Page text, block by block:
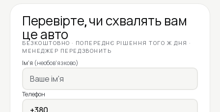
Перевірте, чи схвалять вам
це авто
БЕЗКОШТОВНО · ПОПЕРЕДНЄ РІШЕННЯ ТОГО Ж ДНЯ ·
МЕНЕДЖЕР ПЕРЕДЗВОНИТЬ
Ім'я (необов'язково)
Телефон